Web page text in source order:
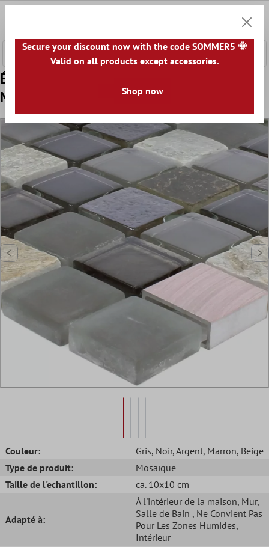
Panier
Échantillon Verre Pierre Naturelle Métal
Mosaïque Carrelage Riksha
Couleur: Gris, Noir, Argent, Marron, Beige
Type de produit:
Mosaïque
Taille de l'echantillon:
ca. 10x10 cm
Adapté à:
À l'intérieur de la maison, Mur,
Salle de Bain , Ne Convient Pas
Pour Les Zones Humides,
Intérieur
Secure your discount now with the code SOMMER5 🌞
Valid on all products except accessories.
Shop now